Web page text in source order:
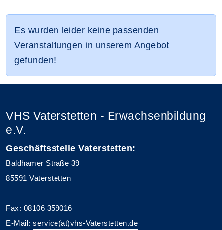
Es wurden leider keine passenden
Veranstaltungen in unserem Angebot
gefunden!
VHS Vaterstetten - Erwachsenbildung
e.V.
Geschäftsstelle Vaterstetten:
Baldhamer Straße 39
85591 Vaterstetten
Fax: 08106 359016
E-Mail: service(at)vhs-Vaterstetten.de